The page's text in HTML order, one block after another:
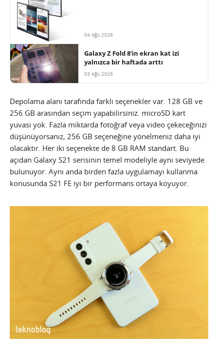
04 Ağu 2026
Galaxy Z Fold 8’in ekran kat izi
yalnızca bir haftada arttı
03 Ağu 2026
Depolama alanı tarafında farklı seçenekler var. 128 GB ve
256 GB arasından seçim yapabilirsiniz. microSD kart
yuvası yok. Fazla miktarda fotoğraf veya video çekeceğinizi
düşünüyorsanız, 256 GB seçeneğine yönelmeniz daha iyi
olacaktır. Her iki seçenekte de 8 GB RAM standart. Bu
açıdan Galaxy S21 serisinin temel modeliyle aynı seviyede
bulunuyor. Aynı anda birden fazla uygulamayı kullanma
konusunda S21 FE iyi bir performans ortaya koyuyor.